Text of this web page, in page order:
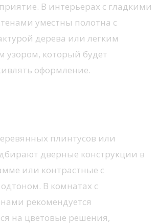
В интерьерах с гладкими
уместны полотна с
дерева или легким
узором, который будет
оформление.
плинтусов или
дверные конструкции в
или контрастные с
В комнатах с
рекомендуется
на цветовые решения,